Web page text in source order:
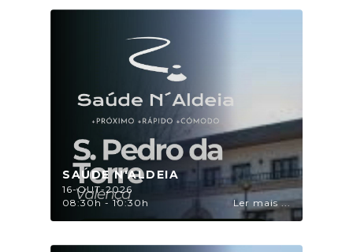
SAÚDE N'ALDEIA
16-OUT-2026
08:30h - 10:30h
Ler mais ...